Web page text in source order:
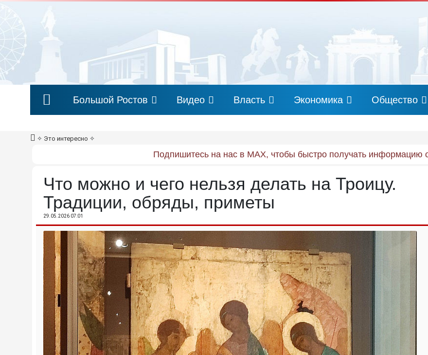
Большой Ростов Видео Власть Экономика Общество
✧ Это интересно ✧
Подпишитесь на нас в MAX, чтобы быстро получать информацию
Что можно и чего нельзя делать на Троицу.
Традиции, обряды, приметы
29.05.2026 07:01